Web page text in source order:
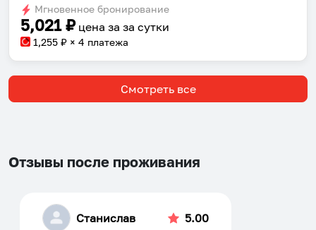
changing
dates.
changing
dates.
Мгновенное бронирование
5,021₽ цена за за сутки
1,255 ₽ × 4 платежа
Смотреть все
Отзывы после проживания
Станислав 5.00